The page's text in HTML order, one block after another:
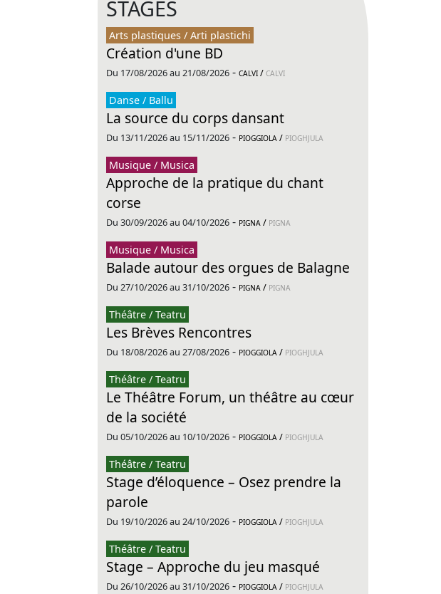
STAGES
Arts plastiques / Arti plastichi
Création d'une BD
Du 17/08/2026 au 21/08/2026 - CALVI / CALVI
Danse / Ballu
La source du corps dansant
Du 13/11/2026 au 15/11/2026 - PIOGGIOLA / PIOGHJULA
Musique / Musica
Approche de la pratique du chant
corse
Du 30/09/2026 au 04/10/2026 - PIGNA / PIGNA
Musique / Musica
Balade autour des orgues de Balagne
Du 27/10/2026 au 31/10/2026 - PIGNA / PIGNA
Théâtre / Teatru
Les Brèves Rencontres
Du 18/08/2026 au 27/08/2026 - PIOGGIOLA / PIOGHJULA
Théâtre / Teatru
Le Théâtre Forum, un théâtre au cœur
de la société
Du 05/10/2026 au 10/10/2026 - PIOGGIOLA / PIOGHJULA
Théâtre / Teatru
Stage d’éloquence – Osez prendre la
parole
Du 19/10/2026 au 24/10/2026 - PIOGGIOLA / PIOGHJULA
Théâtre / Teatru
Stage – Approche du jeu masqué
Du 26/10/2026 au 31/10/2026 - PIOGGIOLA / PIOGHJULA